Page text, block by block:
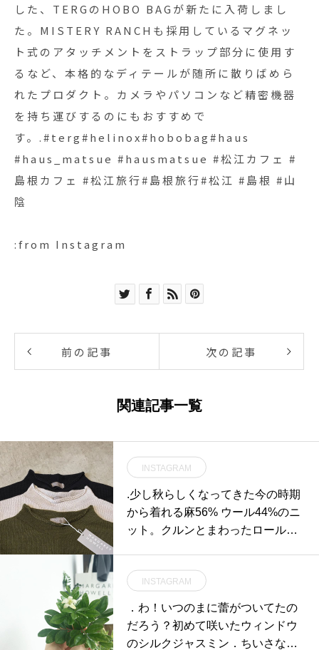
した、TERGのHOBO BAGが新たに入荷しまし
た。MISTERY RANCHも採用しているマグネッ
ト式のアタッチメントをストラップ部分に使用す
るなど、本格的なディテールが随所に散りばめら
れたプロダクト。カメラやパソコンなど精密機器
を持ち運びするのにもおすすめで
す。.#terg#helinox#hobobag#haus
#haus_matsue #hausmatsue #松江カフェ #
島根カフェ #松江旅行#島根旅行#松江 #島根 #山
陰
:from Instagram
前の記事 次の記事
関連記事一覧
INSTAGRAM
.少し秋らしくなってきた今の時期
から着れる麻56% ウール44%のニ
ット。クルンとまわったロールネ
リーブ、ライトグレー、チャコー
ルHÅUSのハウエルのインスタは
こちらです︎@haus_howell . . .#mar
garethowell#wool linen jumper #kn
INSTAGRAM
．わ！いつのまに蕾がついてたの
だろう？初めて咲いたウィンドウ
のシルクジャスミン．ちいさな花